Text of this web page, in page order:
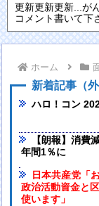
更新更新更新...が
コメント書いて下
ホーム
新着記事（外
ハロ！コン
【朗報】消
年間1％に
日本共産党「
政治活動資金と
使います」